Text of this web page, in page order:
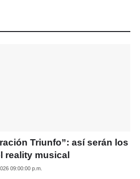
Triunfo”: así serán los
reality musical
09:00:00 p.m.